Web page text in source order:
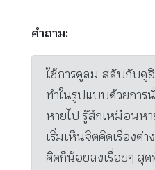
คำถาม:
ใช้การดูลม สลับกับดู
ทำในรูปแบบด้วยการ
หายไป รู้สึกเหมือนห
เริ่มเห็นจิตคิดเรื่องต่
คิดก็น้อยลงเรื่อยๆ สุด